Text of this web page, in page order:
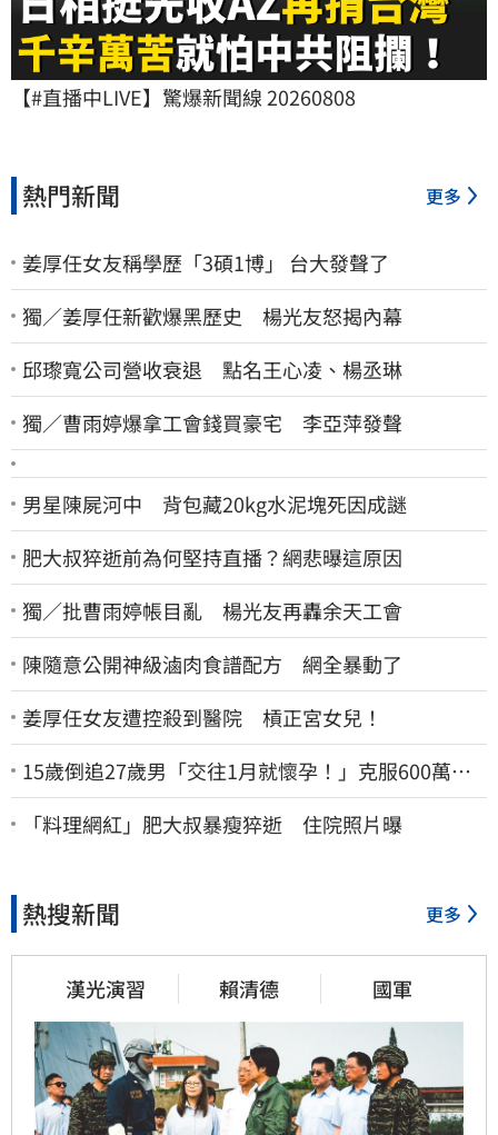
【#直播中LIVE】驚爆新聞線 20260808
熱門新聞 更多
姜厚任女友稱學歷「3碩1博」 台大發聲了
獨／姜厚任新歡爆黑歷史 楊光友怒揭內幕
邱瓈寬公司營收衰退 點名王心凌、楊丞琳
獨／曹雨婷爆拿工會錢買豪宅 李亞萍發聲
男星陳屍河中 背包藏20kg水泥塊死因成謎
肥大叔猝逝前為何堅持直播？網悲曝這原因
獨／批曹雨婷帳目亂 楊光友再轟余天工會
陳隨意公開神級滷肉食譜配方 網全暴動了
姜厚任女友遭控殺到醫院 槓正宮女兒！
15歲倒追27歲男「交往1月就懷孕！」克服600萬債
務 36歲美魔女當阿嬤了
「料理網紅」肥大叔暴瘦猝逝 住院照片曝
熱搜新聞 更多
漢光演習 賴清德 國軍